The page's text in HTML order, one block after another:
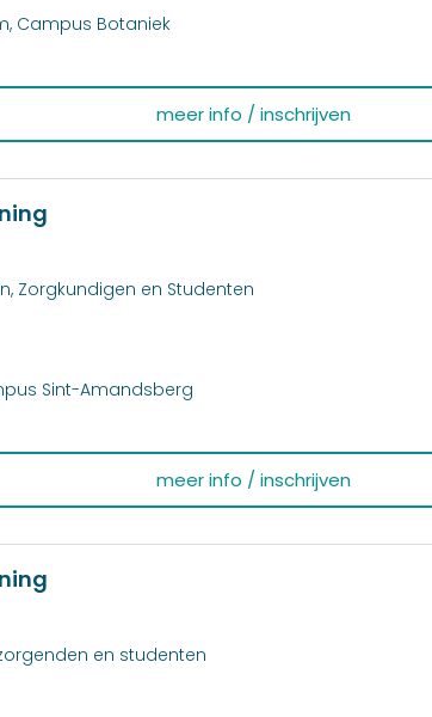
Campus Botaniek
meer info / inschrijven
Zorgkundigen en Studenten
Sint-Amandsberg
meer info / inschrijven
en studenten